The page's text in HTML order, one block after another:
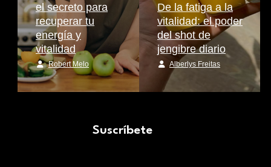
el secreto para
recuperar tu
energía y
vitalidad
Robert Melo
De la fatiga a la
vitalidad: el poder
del shot de
jengibre diario
Alberlys Freitas
Suscríbete